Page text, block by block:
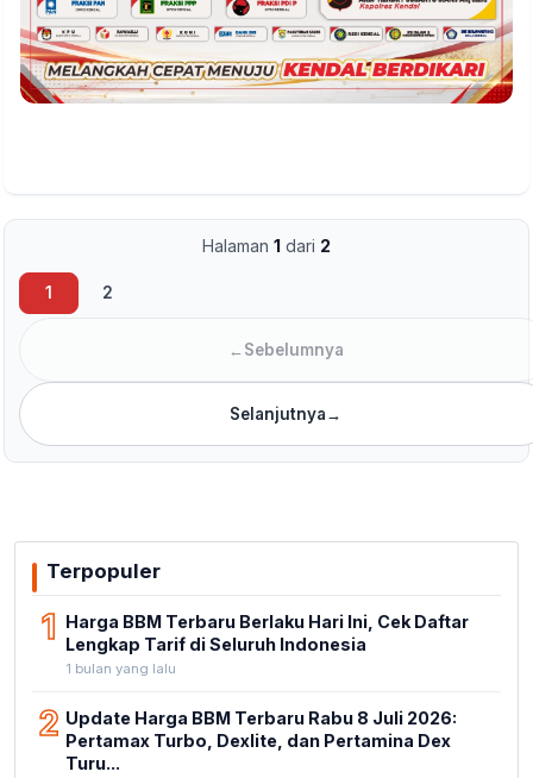
Halaman 1 dari 2
←Sebelumnya
1 2
Selanjutnya→
Terpopuler
1 Harga BBM Terbaru Berlaku Hari Ini, Cek Daftar
Lengkap Tarif di Seluruh Indonesia
1 bulan yang lalu
2 Update Harga BBM Terbaru Rabu 8 Juli 2026:
Pertamax Turbo, Dexlite, dan Pertamina Dex
Turu...